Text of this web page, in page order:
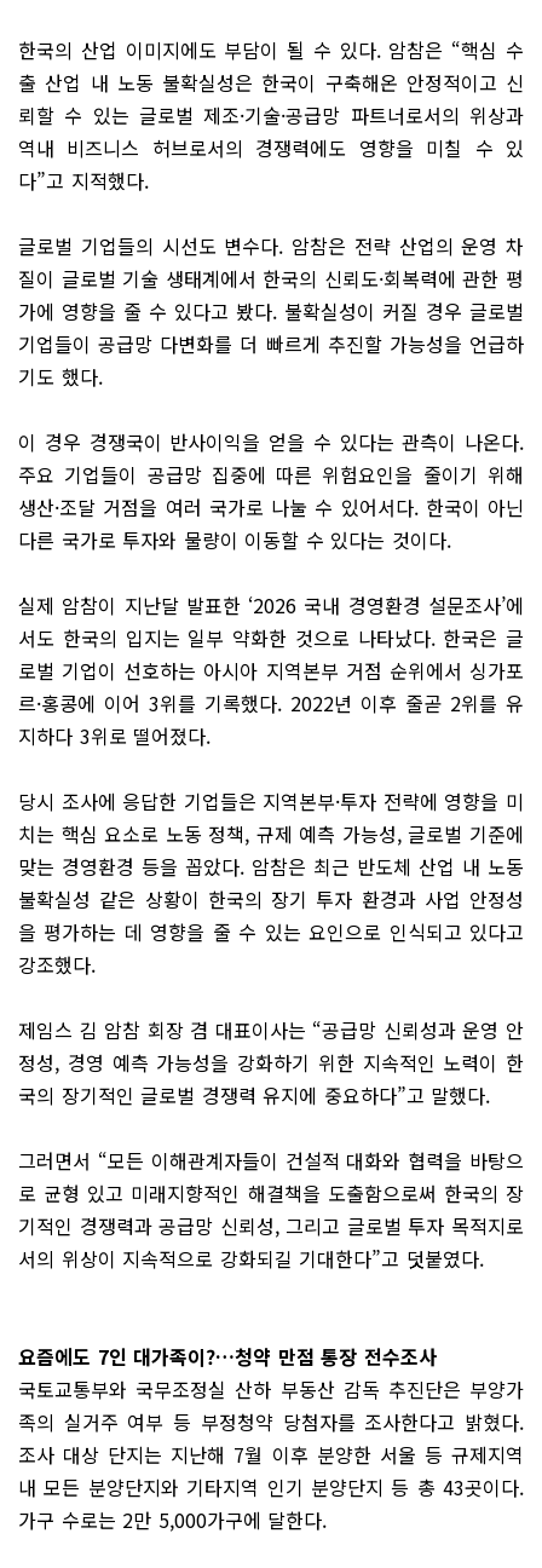
한국의 산업 이미지에도 부담이 될 수 있다. 암참은 “핵심 수
출 산업 내 노동 불확실성은 한국이 구축해온 안정적이고 신
뢰할 수 있는 글로벌 제조·기술·공급망 파트너로서의 위상과
역내 비즈니스 허브로서의 경쟁력에도 영향을 미칠 수 있
다”고 지적했다.
글로벌 기업들의 시선도 변수다. 암참은 전략 산업의 운영 차
질이 글로벌 기술 생태계에서 한국의 신뢰도·회복력에 관한 평
가에 영향을 줄 수 있다고 봤다. 불확실성이 커질 경우 글로벌
기업들이 공급망 다변화를 더 빠르게 추진할 가능성을 언급하
기도 했다.
이 경우 경쟁국이 반사이익을 얻을 수 있다는 관측이 나온다.
주요 기업들이 공급망 집중에 따른 위험요인을 줄이기 위해
생산·조달 거점을 여러 국가로 나눌 수 있어서다. 한국이 아닌
다른 국가로 투자와 물량이 이동할 수 있다는 것이다.
실제 암참이 지난달 발표한 ‘2026 국내 경영환경 설문조사’에
서도 한국의 입지는 일부 약화한 것으로 나타났다. 한국은 글
로벌 기업이 선호하는 아시아 지역본부 거점 순위에서 싱가포
르·홍콩에 이어 3위를 기록했다. 2022년 이후 줄곧 2위를 유
지하다 3위로 떨어졌다.
당시 조사에 응답한 기업들은 지역본부·투자 전략에 영향을 미
치는 핵심 요소로 노동 정책, 규제 예측 가능성, 글로벌 기준에
맞는 경영환경 등을 꼽았다. 암참은 최근 반도체 산업 내 노동
불확실성 같은 상황이 한국의 장기 투자 환경과 사업 안정성
을 평가하는 데 영향을 줄 수 있는 요인으로 인식되고 있다고
강조했다.
제임스 김 암참 회장 겸 대표이사는 “공급망 신뢰성과 운영 안
정성, 경영 예측 가능성을 강화하기 위한 지속적인 노력이 한
국의 장기적인 글로벌 경쟁력 유지에 중요하다”고 말했다.
그러면서 “모든 이해관계자들이 건설적 대화와 협력을 바탕으
로 균형 있고 미래지향적인 해결책을 도출함으로써 한국의 장
기적인 경쟁력과 공급망 신뢰성, 그리고 글로벌 투자 목적지로
서의 위상이 지속적으로 강화되길 기대한다”고 덧붙였다.
요즘에도 7인 대가족이?…청약 만점 통장 전수조사
국토교통부와 국무조정실 산하 부동산 감독 추진단은 부양가
족의 실거주 여부 등 부정청약 당첨자를 조사한다고 밝혔다.
조사 대상 단지는 지난해 7월 이후 분양한 서울 등 규제지역
내 모든 분양단지와 기타지역 인기 분양단지 등 총 43곳이다.
가구 수로는 2만 5,000가구에 달한다.